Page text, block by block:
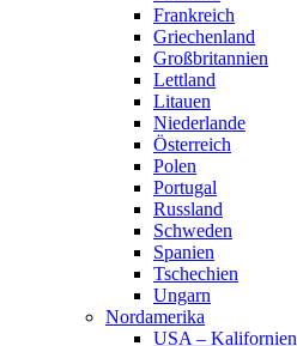
Frankreich
Griechenland
Großbritannien
Lettland
Litauen
Niederlande
Österreich
Polen
Portugal
Russland
Schweden
Spanien
Tschechien
Ungarn
Nordamerika
USA – Kalifornien